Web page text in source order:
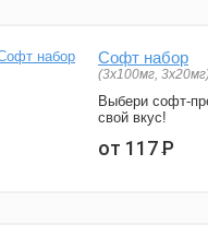
Софт набор
(3x100мг,
Выбери софт-
свой вкус!
от 117Р